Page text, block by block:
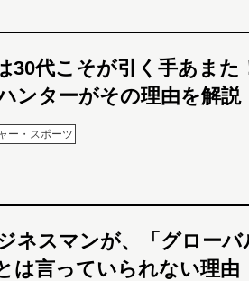
30代こそが引く手あま
ンターがその理由を解説
ー・スポーツ
ネスマンが、「グローバ
は言っていられない理由